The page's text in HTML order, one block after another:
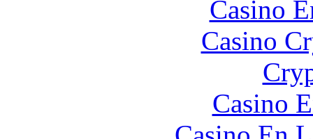
Casino
Casino
Casino